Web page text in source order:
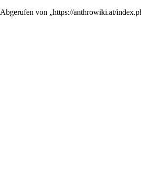
Abgerufen von „https://anthrowiki.at/